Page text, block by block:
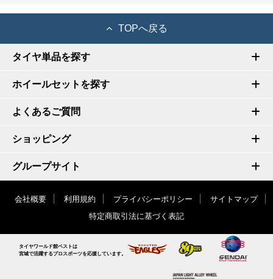
TOPへ戻る
タイヤ単品を探す
ホイールセットを探す
よくあるご質問
ショッピング
グループサイト
会社概要 利用規約 プライバシーポリシー
サイトマップ
特定商取引法に基づく表記
タイヤワールド館ベストは
宮城で活躍するプロスポーツを応援しています。